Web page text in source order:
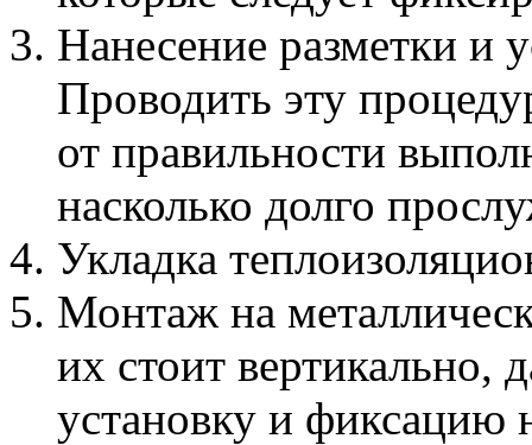
Нанесение разметки и
Проводить эту
от правильности
насколько долго
Укладка
Монтаж на
их стоит вертикально,
установку и фиксацию